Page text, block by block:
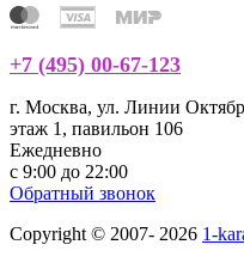
+7 (495) 00-67-123
г. Москва, ул. Линии
этаж 1, павильон 106
Ежедневно
с 9:00 до 22:00
Обратный звонок
Copyright © 2007- 2026 1-